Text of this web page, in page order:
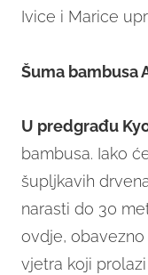
Ivice i Marice
Šuma bambusa
U predgrađu
bambusa. Iako
šupljkavih
narasti do 30
ovdje,
vjetra koji